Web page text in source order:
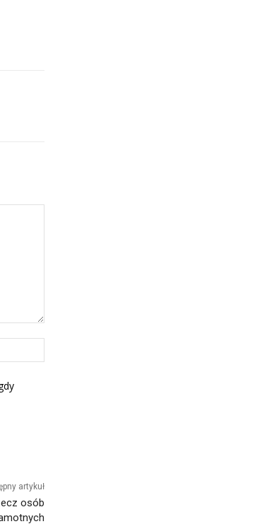
Internetowa:
artykuł
osób